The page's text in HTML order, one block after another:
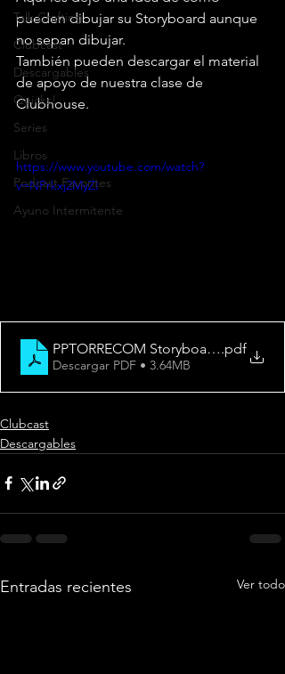
Talk Crafting
Clubcast
Descargables
Quicks!
Series
Libros
Podcast Favorites
Ayuno Intermitente
pueden dibujar su Storyboard aunque
no sepan dibujar.
También pueden descargar el material
de apoyo de nuestra clase de
Clubhouse.
https://www.youtube.com/watch?
v=NPrkxj2MyZI
PPTORRECOM Storyboard-L.pdf
Descargar PDF • 3.64MB
Clubcast
Descargables
Entradas recientes Ver todo